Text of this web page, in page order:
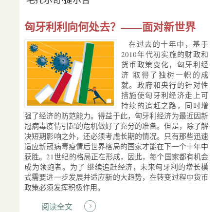
匈牙利利向何处去？——面对新世界
在过去的十年中，基于
2010年代初实施的财政和
货币政策变化，匈牙利经
济 取得了独树一帜的成
就。政府和央行的针对性
措施使匈牙利经济走上可
持续的追赶之路，同时增
强了经济的防范能力。得益于此，匈牙利经济为最近因新
冠病毒疫情引起的危机做好了充分的准备。但是，除了解
决短期影响之外，还必须考虑长期的情况。只有那些迅速
适应新冠病毒疫情后世界格局的国家才能在下一个十年中
获胜。21世纪的格局正在形成，因此，每个国家都有机会
成为领跑者。为了 继续追赶经济，未来匈牙利的增长模
式需要进一步发展并适应新的大趋势，在转变过程中货币
政策必须发挥积极作用。
阅读全文